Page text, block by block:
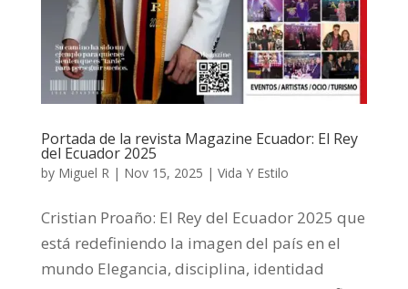
Portada de la revista Magazine Ecuador: El Rey
del Ecuador 2025
by Miguel R| Nov 15, 2025 | Vida Y Estilo
Cristian Proaño: El Rey del Ecuador 2025 que
está redefiniendo la imagen del país en el
mundo Elegancia, disciplina, identidad